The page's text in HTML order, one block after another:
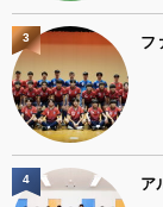
フ
3
ア
4